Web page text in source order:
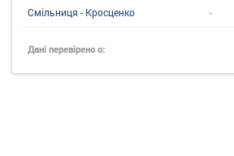
Смільниця - Кросценко -
Дані перевірено о: